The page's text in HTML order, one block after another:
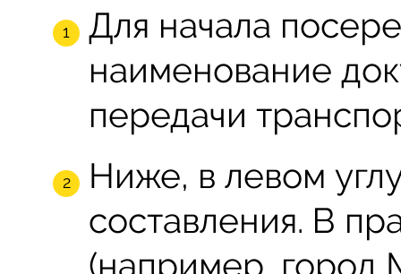
Для начала
наименование
передачи
Ниже, в левом
составления. В
(например, город